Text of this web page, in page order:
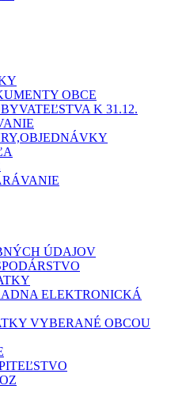
OBCE
K 31.12.
ÚDAJOV
ELEKTRONICKÁ
VYBERANÉ OBCOU